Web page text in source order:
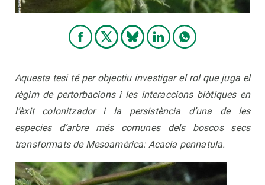
Aquesta tesi té per objectiu investigar el rol que juga el
règim de pertorbacions i les interaccions biòtiques en
l’èxit colonitzador i la persistència d’una de les
especies d’arbre més comunes dels boscos secs
transformats de Mesoamèrica: Acacia pennatula.